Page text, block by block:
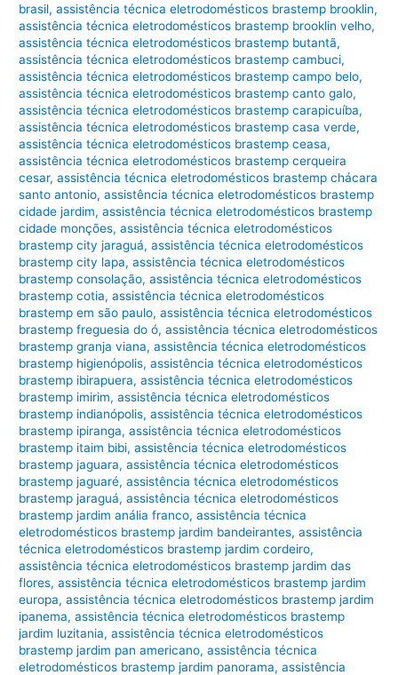
brasil,assistência técnica eletrodomésticos brastemp brooklin,
assistência técnica eletrodomésticos brastemp brooklin velho,
assistência técnica eletrodomésticos brastemp butantã,
assistência técnica eletrodomésticos brastemp cambuci,
assistência técnica eletrodomésticos brastemp campo belo,
assistência técnica eletrodomésticos brastemp canto galo,
assistência técnica eletrodomésticos brastemp carapicuíba,
assistência técnica eletrodomésticos brastemp casa verde,
assistência técnica eletrodomésticos brastemp ceasa,
assistência técnica eletrodomésticos brastemp cerqueira
cesar,assistência técnica eletrodomésticos brastemp chácara
santo antonio,assistência técnica eletrodomésticos brastemp
cidade jardim,assistência técnica eletrodomésticos brastemp
cidade monções,assistência técnica eletrodomésticos
brastemp city jaraguá,assistência técnica eletrodomésticos
brastemp city lapa,assistência técnica eletrodomésticos
brastemp consolação,assistência técnica eletrodomésticos
brastemp cotia,assistência técnica eletrodomésticos
brastemp em são paulo,assistência técnica eletrodomésticos
brastemp freguesia do ó,assistência técnica eletrodomésticos
brastemp granja viana,assistência técnica eletrodomésticos
brastemp higienópolis,assistência técnica eletrodomésticos
brastemp ibirapuera,assistência técnica eletrodomésticos
brastemp imirim,assistência técnica eletrodomésticos
brastemp indianópolis,assistência técnica eletrodomésticos
brastemp ipiranga,assistência técnica eletrodomésticos
brastemp itaim bibi,assistência técnica eletrodomésticos
brastemp jaguara,assistência técnica eletrodomésticos
brastemp jaguaré,assistência técnica eletrodomésticos
brastemp jaraguá,assistência técnica eletrodomésticos
brastemp jardim anália franco,assistência técnica
eletrodomésticos brastemp jardim bandeirantes,assistência
técnica eletrodomésticos brastemp jardim cordeiro,
assistência técnica eletrodomésticos brastemp jardim das
flores,assistência técnica eletrodomésticos brastemp jardim
europa,assistência técnica eletrodomésticos brastemp jardim
ipanema,assistência técnica eletrodomésticos brastemp
jardim luzitania,assistência técnica eletrodomésticos
brastemp jardim pan americano,assistência técnica
eletrodomésticos brastemp jardim panorama,assistência